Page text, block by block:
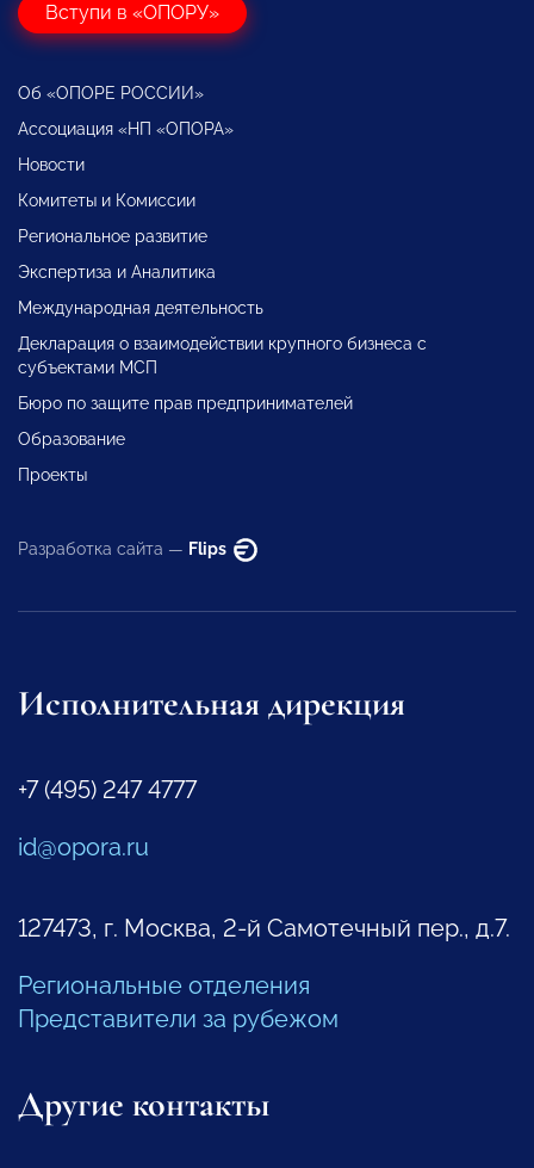
Вступи в «ОПОРУ»
Об «ОПОРЕ РОССИИ»
Ассоциация «НП «ОПОРА»
Новости
Комитеты и Комиссии
Региональное развитие
Экспертиза и Аналитика
Международная деятельность
Декларация о взаимодействии крупного бизнеса с
субъектами МСП
Бюро по защите прав предпринимателей
Образование
Проекты
Разработка сайта — Flips
Исполнительная дирекция
+7 (495) 247 4777
id@opora.ru
127473, г. Москва, 2-й Самотечный пер., д.7.
Региональные отделения
Представители за рубежом
Другие контакты